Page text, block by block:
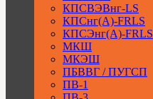
КПСВЭВнг-LS
КПСнг(А)-FRLS
КПСЭнг(А)-FRLS
МКШ
МКЭШ
ПБВВГ / ПУГСП
ПВ-1